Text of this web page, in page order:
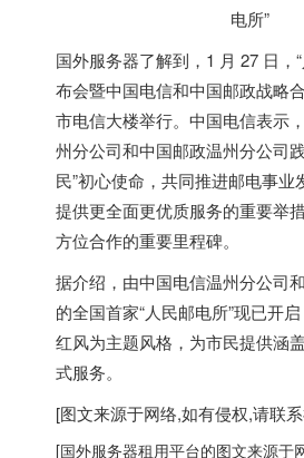
国外服务器了解到，1 月 27 日，
布会暨中国电信和中国邮政战略
市电信大楼举行。中国电信表示
州分公司和中国邮政温州分公司
民”初心使命，共同推进邮电事业
提供更全面更优质服务的重要举
方位合作的重要里程碑。
据介绍，由中国电信温州分公司
的全国首家“人民邮电所”现已开
红风为主题风格，为市民提供涵
式服务。
[图文来源于网络,如有侵权,请联系
[国外服务器租用平台的图文来源于